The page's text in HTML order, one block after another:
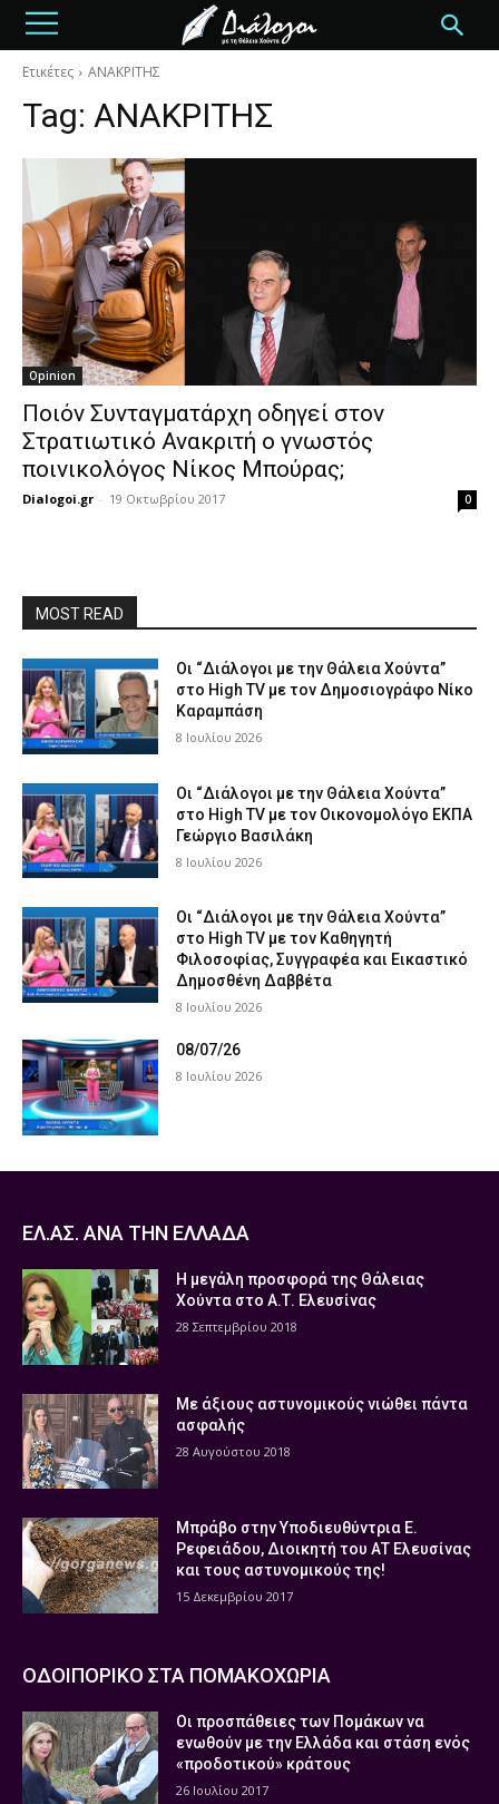
Ετικέτες ΑΝΑΚΡΙΤΗΣ
Tag: ΑΝΑΚΡΙΤΗΣ
Opinion
Ποιόν Συνταγματάρχη οδηγεί στον
Στρατιωτικό Ανακριτή ο γνωστός
ποινικολόγος Νίκος Μπούρας;
Dialogoi.gr - 19 Οκτωβρίου 2017 0
MOST READ
Οι “Διάλογοι με την Θάλεια Χούντα”
στο High TV με τον Δημοσιογράφο Νίκο
Καραμπάση
8 Ιουλίου 2026
Οι “Διάλογοι με την Θάλεια Χούντα”
στο High TV με τον Οικονομολόγο ΕΚΠΑ
Γεώργιο Βασιλάκη
8 Ιουλίου 2026
Οι “Διάλογοι με την Θάλεια Χούντα”
στο High TV με τον Καθηγητή
Φιλοσοφίας, Συγγραφέα και Εικαστικό
Δημοσθένη Δαββέτα
8 Ιουλίου 2026
08/07/26
8 Ιουλίου 2026
ΕΛ.ΑΣ. ΑΝΑ ΤΗΝ ΕΛΛΑΔΑ
Η μεγάλη προσφορά της Θάλειας
Χούντα στο Α.Τ. Ελευσίνας
28 Σεπτεμβρίου 2018
Με άξιους αστυνομικούς νιώθει πάντα
ασφαλής
28 Αυγούστου 2018
Μπράβο στην Υποδιευθύντρια Ε.
Ρεφειάδου, Διοικητή του ΑΤ Ελευσίνας
και τους αστυνομικούς της!
15 Δεκεμβρίου 2017
ΟΔΟΙΠΟΡΙΚΟ ΣΤΑ ΠΟΜΑΚΟΧΩΡΙΑ
Οι προσπάθειες των Πομάκων να
ενωθούν με την Ελλάδα και στάση ενός
«προδοτικού» κράτους
26 Ιουλίου 2017